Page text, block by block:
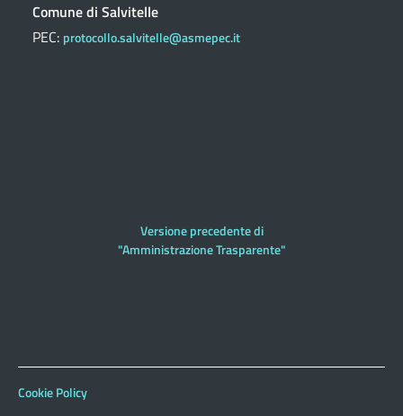
Comune di Salvitelle
PEC: protocollo.salvitelle@asmepec.it
Versione precedente di
"Amministrazione Trasparente"
Cookie Policy